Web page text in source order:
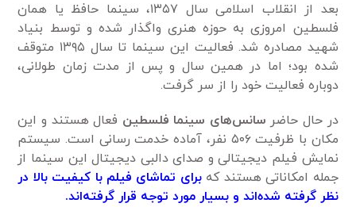
بعد از انقلاب اسلامی سال ۱۳۵۷، سینما حافظ یا همان
فلسطین امروزی به حوزه هنری واگذار شده و توسط بنیاد
شهید مصادره شد. فعالیت این سینما تا سال ۱۳۹۵ متوقف
شده بود؛ اما در همین سال و پس از مدت زمان طولانی،
دوباره فعالیت خود را از سر گرفت.
در حال حاضر سانس‌های سینما فلسطین فعال هستند و این
مکان با ظرفیت ۵۰۶ نفر، آماده خدمت رسانی است. سیستم
نمایش فیلم دیجیتالی و صدای دالبی دیجیتال این سینما از
جمله امکاناتی هستند کهبرای تماشای فیلم با کیفیت بالا در
نظر گرفته شده‌اند و بسیار مورد توجه قرار گرفته‌اند.